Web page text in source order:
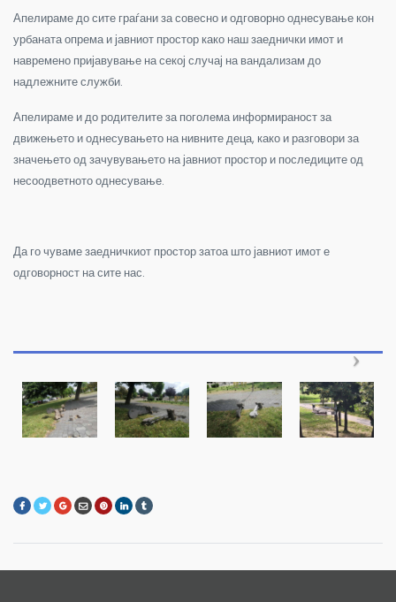
Апелираме до сите граѓани за совесно и одговорно однесување кон
урбаната опрема и јавниот простор како наш заеднички имот и
навремено пријавување на секој случај на вандализам до
надлежните служби.
Апелираме и до родителите за поголема информираност за
движењето и однесувањето на нивните деца, како и разговори за
значењето од зачувувањето на јавниот простор и последиците од
несоодветното однесување.
Да го чуваме заедничкиот простор затоа што јавниот имот е
одговорност на сите нас.